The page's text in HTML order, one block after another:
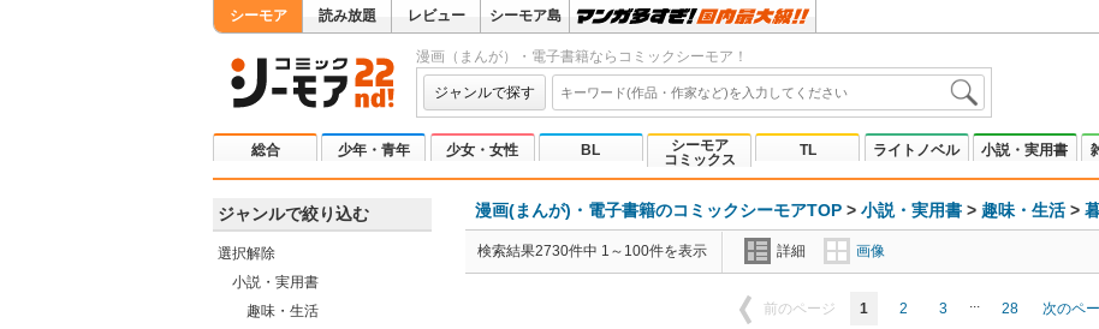
シーモア 読み放題 レビュー シーモア島
漫画（まんが）・電子書籍ならコミックシーモア！
ジャンルで探す
総合 少年・青年 少女・女性 BL
シーモア
コミックス
TL ライトノベル 小説・実用書
ジャンルで絞り込む
選択解除
小説・実用書
趣味・生活
漫画(まんが)・電子書籍のコミックシーモアTOP > 小説・実用書 > 趣味・生活 >
検索結果2730件中 1～100件を表示 詳細 画像
前のページ 1 2 3 ... 28 次のペ